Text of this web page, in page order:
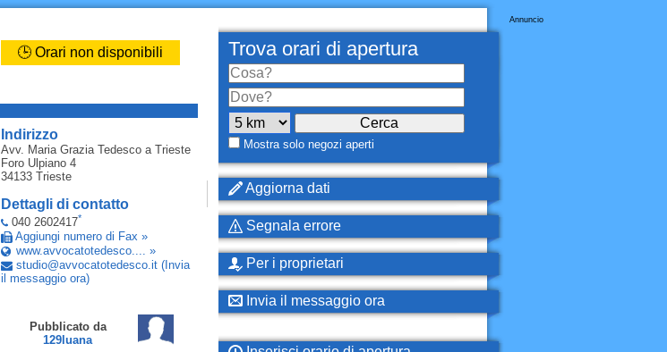
🕒 Orari non disponibili
Indirizzo
Avv. Maria Grazia Tedescoa Trieste
Foro Ulpiano 4
34133 Trieste
Dettagli di contatto
040 2602417*
Aggiungi numero di Fax »
www.avvocatotedesco.... »
studio@avvocatotedesco.it (Invia
il messaggio ora)
Pubblicato da
129luana
Annuncio
Trova orari di apertura
Mostra solo negozi aperti
Aggiorna dati
Segnala errore
Per i proprietari
Invia il messaggio ora